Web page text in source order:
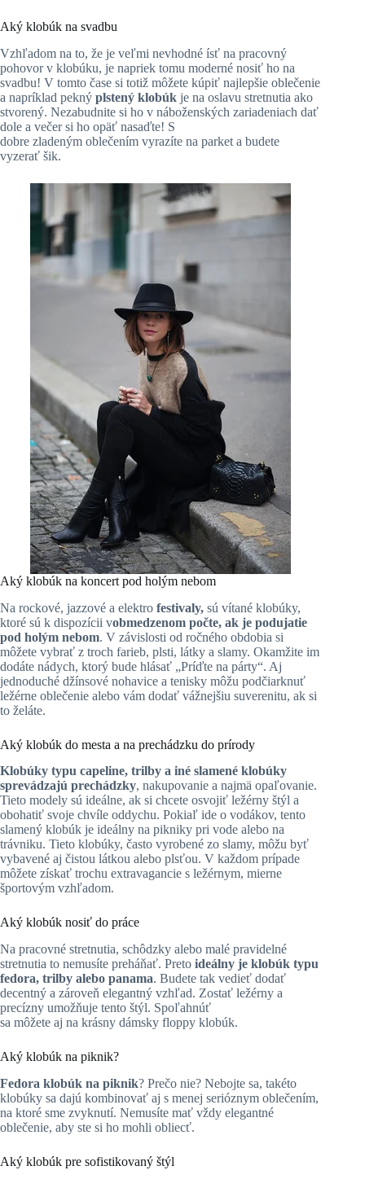
Aký klobúk na svadbu
Vzhľadom na to, že je veľmi nevhodné ísť na pracovný
pohovor v klobúku, je napriek tomu moderné nosiť ho na
svadbu! V tomto čase si totiž môžete kúpiť najlepšie oblečenie
a napríklad pekný plstený klobúk je na oslavu stretnutia ako
stvorený. Nezabudnite si ho v náboženských zariadeniach dať
dole a večer si ho opäť nasaďte! S
dobre zladeným oblečením vyrazíte na parket a budete
vyzerať šik.
Aký klobúk na koncert pod holým nebom
Na rockové, jazzové a elektro festivaly, sú vítané klobúky,
ktoré sú k dispozícii vobmedzenom počte, ak je podujatie
pod holým nebom. V závislosti od ročného obdobia si
môžete vybrať z troch farieb, plsti, látky a slamy. Okamžite im
dodáte nádych, ktorý bude hlásať „Príďte na párty“. Aj
jednoduché džínsové nohavice a tenisky môžu podčiarknuť
ležérne oblečenie alebo vám dodať vážnejšiu suverenitu, ak si
to želáte.
Aký klobúk do mesta a na prechádzku do prírody
Klobúky typu capeline, trilby a iné slamené klobúky
sprevádzajú prechádzky, nakupovanie a najmä opaľovanie.
Tieto modely sú ideálne, ak si chcete osvojiť ležérny štýl a
obohatiť svoje chvíle oddychu. Pokiaľ ide o vodákov, tento
slamený klobúk je ideálny na pikniky pri vode alebo na
trávniku. Tieto klobúky, často vyrobené zo slamy, môžu byť
vybavené aj čistou látkou alebo plsťou. V každom prípade
môžete získať trochu extravagancie s ležérnym, mierne
športovým vzhľadom.
Aký klobúk nosiť do práce
Na pracovné stretnutia, schôdzky alebo malé pravidelné
stretnutia to nemusíte preháňať. Preto ideálny je klobúk typu
fedora, trilby alebo panama. Budete tak vedieť dodať
decentný a zároveň elegantný vzhľad. Zostať ležérny a
precízny umožňuje tento štýl. Spoľahnúť
sa môžete aj na krásny dámsky floppy klobúk.
Aký klobúk na piknik?
Fedora klobúk na piknik? Prečo nie? Nebojte sa, takéto
klobúky sa dajú kombinovať aj s menej serióznym oblečením,
na ktoré sme zvyknutí. Nemusíte mať vždy elegantné
oblečenie, aby ste si ho mohli obliecť.
Aký klobúk pre sofistikovaný štýl